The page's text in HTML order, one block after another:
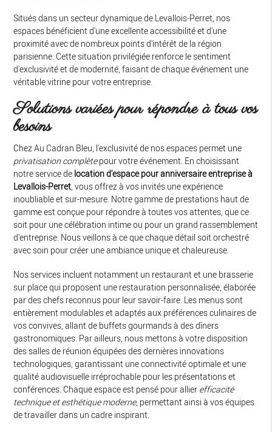
Situés dans un secteur dynamique de Levallois-Perret, nos
espaces bénéficient d'une excellente accessibilité et d'une
proximité avec de nombreux points d'intérêt de la région
parisienne. Cette situation privilégiée renforce le sentiment
d'exclusivité et de modernité, faisant de chaque événement une
véritable vitrine pour votre entreprise.
Solutions variées pour répondre à tous vos
besoins
Chez Au Cadran Bleu, l'exclusivité de nos espaces permet une
privatisation complètepour votre événement. En choisissant
notre service de location d'espace pour anniversaire entreprise à
Levallois-Perret , vous offrez à vos invités une expérience
inoubliable et sur-mesure. Notre gamme de prestations haut de
gamme est conçue pour répondre à toutes vos attentes, que ce
soit pour une célébration intime ou pour un grand rassemblement
d'entreprise. Nous veillons à ce que chaque détail soit orchestré
avec soin pour créer une ambiance unique et chaleureuse.
Nos services incluent notamment un restaurant et une brasserie
sur place qui proposent une restauration personnalisée, élaborée
par des chefs reconnus pour leur savoir-faire. Les menus sont
entièrement modulables et adaptés aux préférences culinaires de
vos convives, allant de buffets gourmands à des dîners
gastronomiques. Par ailleurs, nous mettons à votre disposition
des salles de réunion équipées des dernières innovations
technologiques, garantissant une connectivité optimale et une
qualité audiovisuelle irréprochable pour les présentations et
conférences. Chaque espace est pensé pour allier efficacité
technique et esthétique moderne, permettant ainsi à vos équipes
de travailler dans un cadre inspirant.